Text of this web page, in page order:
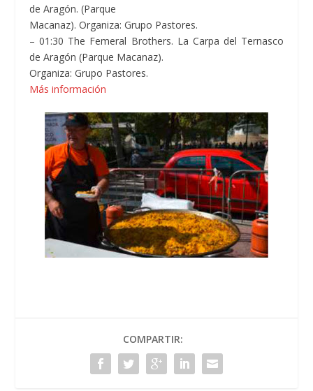
de Aragón. (Parque
Macanaz). Organiza: Grupo Pastores.
– 01:30 The Femeral Brothers. La Carpa del Ternasco
de Aragón (Parque Macanaz).
Organiza: Grupo Pastores.
Más información
COMPARTIR: